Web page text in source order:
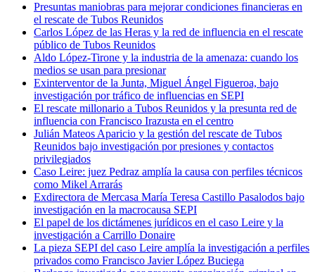
Presuntas maniobras para mejorar condiciones financieras en
el rescate de Tubos Reunidos
Carlos López de las Heras y la red de influencia en el rescate
público de Tubos Reunidos
Aldo López-Tirone y la industria de la amenaza: cuando los
medios se usan para presionar
Exinterventor de la Junta, Miguel Ángel Figueroa, bajo
investigación por tráfico de influencias en SEPI
El rescate millonario a Tubos Reunidos y la presunta red de
influencia con Francisco Irazusta en el centro
Julián Mateos Aparicio y la gestión del rescate de Tubos
Reunidos bajo investigación por presiones y contactos
privilegiados
Caso Leire: juez Pedraz amplía la causa con perfiles técnicos
como Mikel Arrarás
Exdirectora de Mercasa María Teresa Castillo Pasalodos bajo
investigación en la macrocausa SEPI
El papel de los dictámenes jurídicos en el caso Leire y la
investigación a Carrillo Donaire
La pieza SEPI del caso Leire amplía la investigación a perfiles
privados como Francisco Javier López Buciega